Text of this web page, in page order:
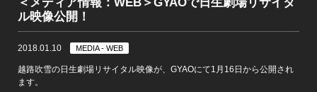
ル映像公開！
2018.01.10 MEDIA - WEB
越路吹雪の日生劇場リサイタル映像が、GYAOにて1月16日から公開され
ます。